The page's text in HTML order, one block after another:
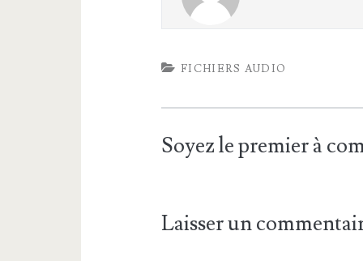
FICHIERS AUDIO
Soyez le premier à
Laisser un